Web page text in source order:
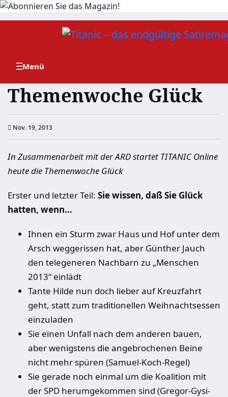
Zum
Themenwoche Glück
Nov. 19, 2013
In Zusammenarbeit mit der ARD startet TITANIC Online
heute die Themenwoche Glück
Erster und letzter Teil: Sie wissen, daß Sie Glück
hatten, wenn…
Ihnen ein Sturm zwar Haus und Hof unter dem
Arsch weggerissen hat, aber Günther Jauch
den telegeneren Nachbarn zu „Menschen
2013“ einlädt
Tante Hilde nun doch lieber auf Kreuzfahrt
geht, statt zum traditionellen Weihnachtsessen
einzuladen
Sie einen Unfall nach dem anderen bauen,
aber wenigstens die angebrochenen Beine
nicht mehr spüren (Samuel-Koch-Regel)
Sie gerade noch einmal um die Koalition mit
der SPD herumgekommen sind (Gregor-Gysi-